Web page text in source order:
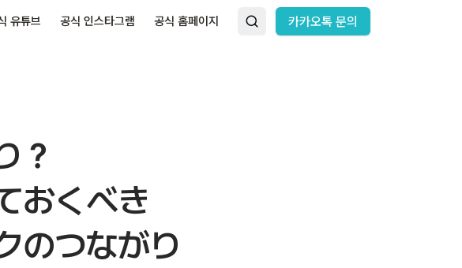
유튜브 공식 인스타그램 공식 홈페이지 카카오톡 문의
？
おくべき
のつながり